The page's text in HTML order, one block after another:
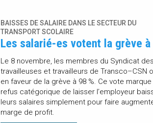
BAISSES DE SALAIRE DANS LE SECTEUR DU
TRANSPORT SCOLAIRE
Les salarié-es votent la grève à
Le 8 novembre, les membres du Syndicat des
travailleuses et travailleurs de Transco–CSN
en faveur de la grève à 98 %. Ce vote
refus catégorique de laisser l’employeur
leurs salaires simplement pour faire
marge de profit.